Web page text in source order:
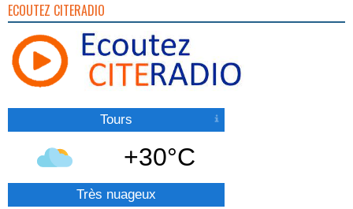
ECOUTEZ CITERADIO
Tours
+30°C
Très nuageux